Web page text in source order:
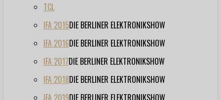
TCL
IFA 2015DIE BERLINER ELEKTRONIKSHOW
IFA 2016DIE BERLINER ELEKTRONIKSHOW
IFA 2017DIE BERLINER ELEKTRONIKSHOW
IFA 2018DIE BERLINER ELEKTRONIKSHOW